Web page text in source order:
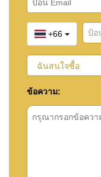
+66
ข้อความ: